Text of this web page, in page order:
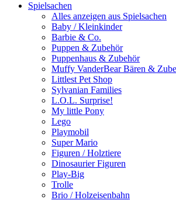
Spielsachen
Alles anzeigen aus Spielsachen
Baby / Kleinkinder
Barbie & Co.
Puppen & Zubehör
Puppenhaus & Zubehör
Muffy VanderBear Bären &
Littlest Pet Shop
Sylvanian Families
L.O.L. Surprise!
My little Pony
Lego
Playmobil
Super Mario
Figuren / Holztiere
Dinosaurier Figuren
Play-Big
Trolle
Brio / Holzeisenbahn